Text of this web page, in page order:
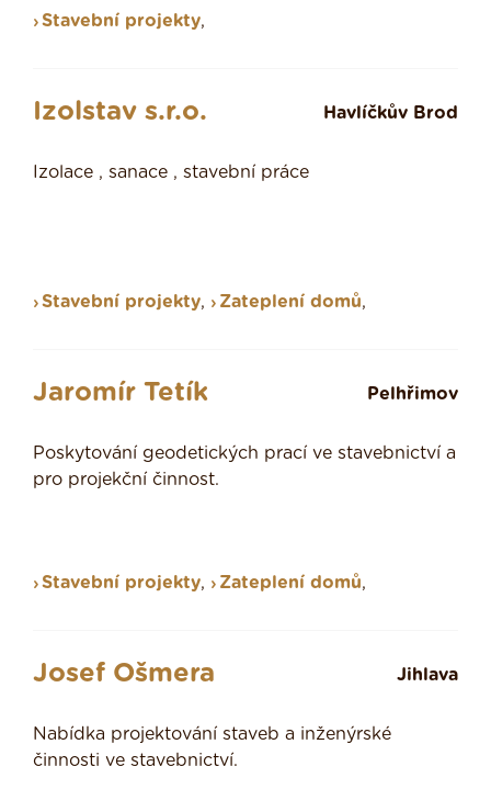
Stavební projekty,
Izolstav s.r.o. Havlíčkův Brod
Izolace , sanace , stavební práce
Stavební projekty, Zateplení domů,
Jaromír Tetík Pelhřimov
Poskytování geodetických prací ve stavebnictví a
pro projekční činnost.
Stavební projekty, Zateplení domů,
Josef Ošmera Jihlava
Nabídka projektování staveb a inženýrské
činnosti ve stavebnictví.